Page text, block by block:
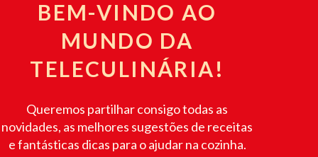
BEM-VINDO AO
MUNDO DA
TELECULINÁRIA!
Queremos partilhar consigo todas as
novidades, as melhores sugestões de receitas
e fantásticas dicas para o ajudar na cozinha.